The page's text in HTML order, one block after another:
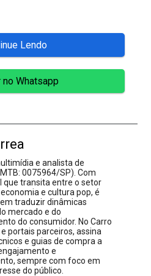
Lendo
no Whatsapp
e analista de
0075964/SP). Com
que transita entre o setor
e cultura pop, é
traduzir dinâmicas
mercado e do
do consumidor. No Carro
e portais parceiros, assina
e guias de compra a
e
sempre com foco em
do público.